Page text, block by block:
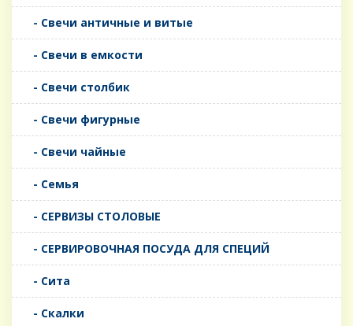
- Свечи античные и витые
- Свечи в емкости
- Свечи столбик
- Свечи фигурные
- Свечи чайные
- Семья
- СЕРВИЗЫ СТОЛОВЫЕ
- СЕРВИРОВОЧНАЯ ПОСУДА ДЛЯ СПЕЦИЙ
- Сита
- Скалки